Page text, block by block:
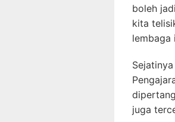
boleh
kita
lembaga
juga